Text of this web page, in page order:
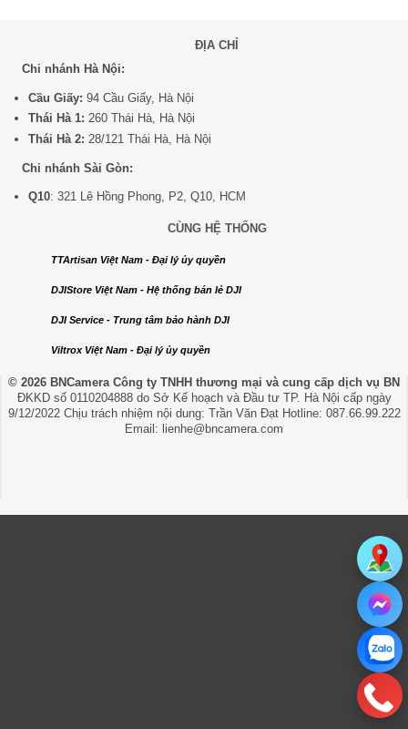
ĐỊA CHỈ
Chi nhánh Hà Nội:
Cầu Giấy: 94 Cầu Giấy, Hà Nội
Thái Hà 1: 260 Thái Hà, Hà Nội
Thái Hà 2: 28/121 Thái Hà, Hà Nội
Chi nhánh Sài Gòn:
Q10: 321 Lê Hồng Phong, P2, Q10, HCM
CÙNG HỆ THỐNG
TTArtisan Việt Nam - Đại lý ủy quyền
DJIStore Việt Nam - Hệ thống bán lẻ DJI
DJI Service - Trung tâm bảo hành DJI
Viltrox Việt Nam - Đại lý ủy quyền
© 2026 BNCamera Công ty TNHH thương mại và cung cấp dịch vụ BN
ĐKKD số 0110204888 do Sở Kế hoạch và Đầu tư TP. Hà Nội cấp ngày
9/12/2022 Chịu trách nhiệm nội dung: Trần Văn Đạt Hotline: 087.66.99.222
Email: lienhe@bncamera.com